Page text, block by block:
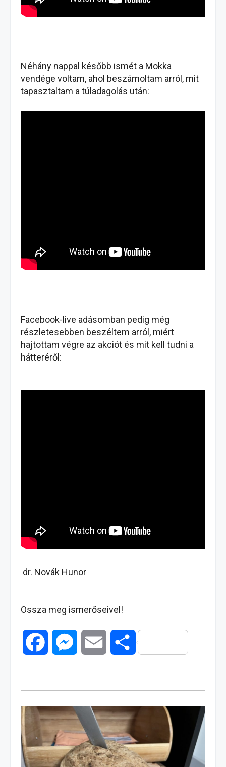
Néhány nappal később ismét a Mokka
vendége voltam, ahol beszámoltam arról, mit
tapasztaltam a túladagolás után:
Facebook-live adásomban pedig még
részletesebben beszéltem arról, miért
hajtottam végre az akciót és mit kell tudni a
hátteréről:
dr. Novák Hunor
Ossza meg ismerőseivel!
c
e
b
s
s
e
a
i
l
O
s
z
a